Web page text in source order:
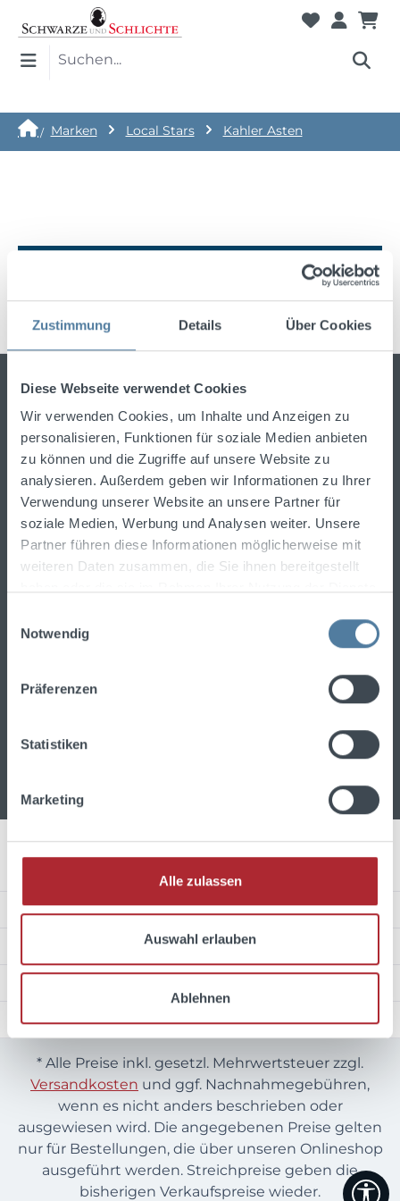
Zustimmung Details Über Cookies
Diese Webseite verwendet Cookies
Wir verwenden Cookies, um Inhalte und Anzeigen zu
personalisieren, Funktionen für soziale Medien anbieten
zu können und die Zugriffe auf unsere Website zu
analysieren. Außerdem geben wir Informationen zu Ihrer
Verwendung unserer Website an unsere Partner für
soziale Medien, Werbung und Analysen weiter. Unsere
Partner führen diese Informationen möglicherweise mit
weiteren Daten zusammen, die Sie ihnen bereitgestellt
Notwendig
Präferenzen
Statistiken
Marketing
Alle zulassen
Auswahl erlauben
Ablehnen
Marken Local Stars Kahler Asten
Bleiben Sie stets über die neuesten
Newsletter abonnieren und einen10%-Gutschein
für Ihre nächste Bestellung erhalten!
E-Mail-Adresse
Ich habe dieDatenschutzbestimmungen zur
Kenntnis genommen und die AGBgelesen und
bin mit ihnen einverstanden.
Um fortzufahren, geben Sie die oben
Service Hotline
Unsere Zahlungsarten
Auszeichnungen
* Alle Preise inkl. gesetzl. Mehrwertsteuer zzgl.
Versandkosten und ggf. Nachnahmegebühren,
wenn es nicht anders beschrieben oder
ausgewiesen wird. Die angegebenen Preise gelten
nur für Bestellungen, die über unseren Onlineshop
ausgeführt werden. Streichpreise geben die
bisherigen Verkaufspreise wieder.